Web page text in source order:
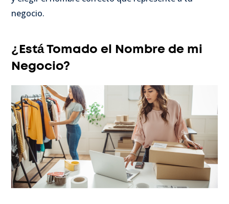
negocio.
¿Está Tomado el Nombre de mi
Negocio?